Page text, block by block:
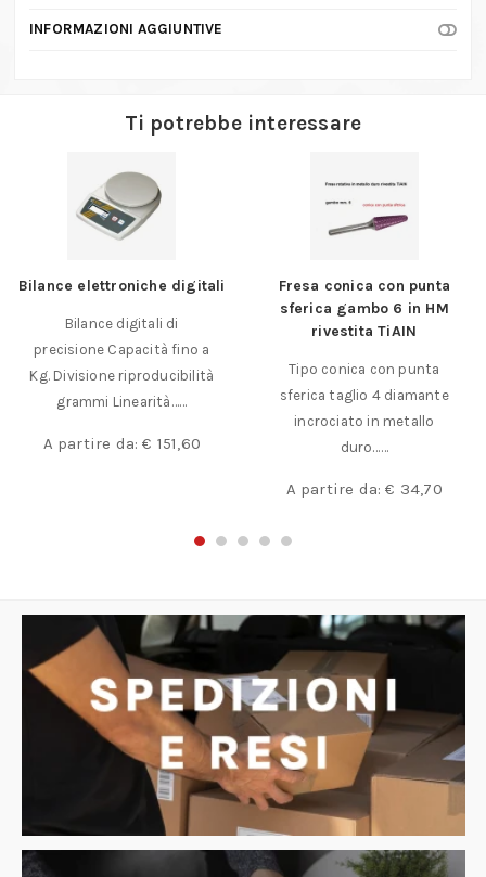
INFORMAZIONI AGGIUNTIVE
Ti potrebbe interessare
Bilance elettroniche digitali
Bilance digitali di
precisione Capacità fino a
Kg. Divisione riproducibilità
grammi Linearità……
A partire da:€ 151,60
Fresa conica con punta
sferica gambo 6 in HM
rivestita TiAIN
Tipo conica con punta
sferica taglio 4 diamante
incrociato in metallo
duro……
A partire da:€ 34,70